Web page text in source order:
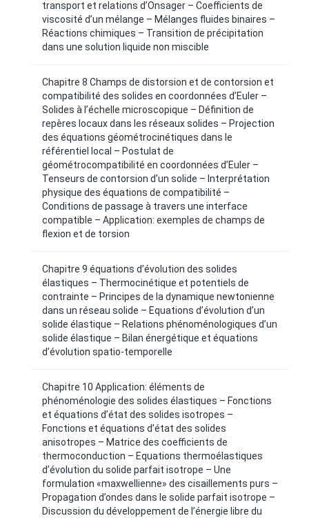
transport et relations d’Onsager – Coefficients de
viscosité d’un mélange – Mélanges fluides binaires –
Réactions chimiques – Transition de précipitation
dans une solution liquide non miscible
Chapitre 8 Champs de distorsion et de contorsion et
compatibilité des solides en coordonnées d’Euler –
Solides à l’échelle microscopique – Définition de
repères locaux dans les réseaux solides – Projection
des équations géométrocinétiques dans le
référentiel local – Postulat de
géométrocompatibilité en coordonnées d’Euler –
Tenseurs de contorsion d’un solide – Interprétation
physique des équations de compatibilité –
Conditions de passage à travers une interface
compatible – Application: exemples de champs de
flexion et de torsion
Chapitre 9 équations d’évolution des solides
élastiques – Thermocinétique et potentiels de
contrainte – Principes de la dynamique newtonienne
dans un réseau solide – Equations d’évolution d’un
solide élastique – Relations phénoménologiques d’un
solide élastique – Bilan énergétique et équations
d’évolution spatio-temporelle
Chapitre 10 Application: éléments de
phénoménologie des solides élastiques – Fonctions
et équations d’état des solides isotropes –
Fonctions et équations d’état des solides
anisotropes – Matrice des coefficients de
thermoconduction – Equations thermoélastiques
d’évolution du solide parfait isotrope – Une
formulation «maxwellienne» des cisaillements purs –
Propagation d’ondes dans le solide parfait isotrope –
Discussion du développement de l’énergie libre du